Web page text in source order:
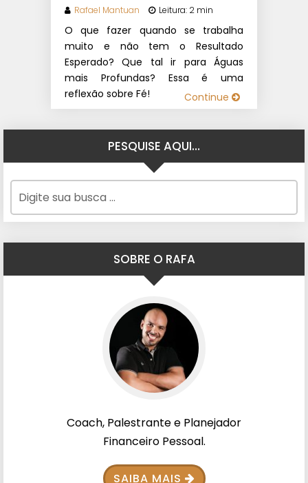
Rafael Mantuan Leitura: 2 min
O que fazer quando se trabalha
muito e não tem o Resultado
Esperado? Que tal ir para Águas
mais Profundas? Essa é uma
reflexão sobre Fé!
Continue
PESQUISE AQUI…
SOBRE O RAFA
Coach, Palestrante e Planejador
Financeiro Pessoal.
SAIBA MAIS